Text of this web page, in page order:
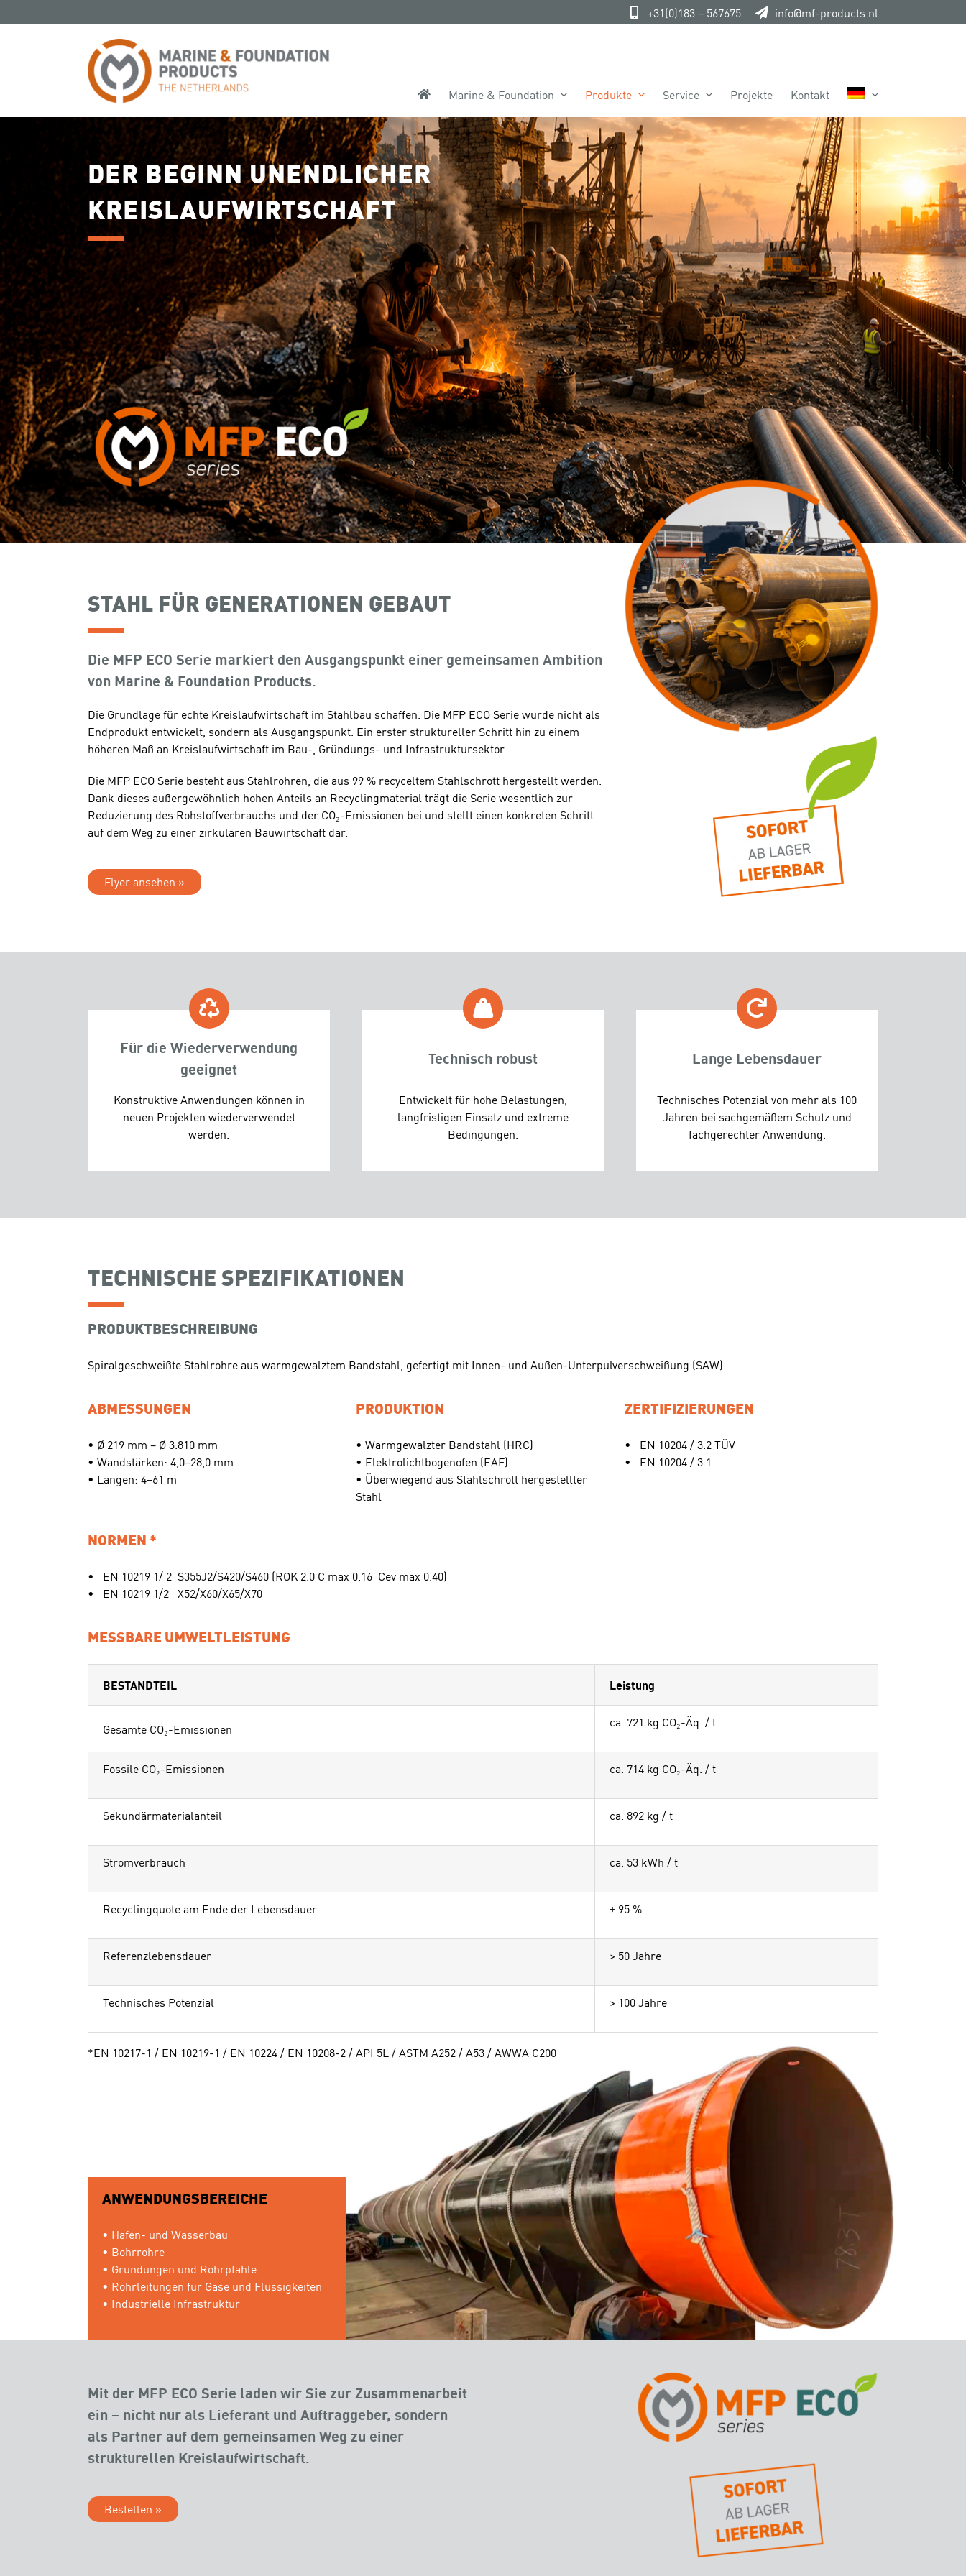
to
+31(0)183 – 567675 info@mf-products.nl
Marine & Foundation Produkte Service Projekte Kontakt
DER BEGINN UNENDLICHER
KREISLAUFWIRTSCHAFT
STAHL FÜR GENERATIONEN GEBAUT
Die MFP ECO Serie markiert den Ausgangspunkt einer gemeinsamen Ambition
von Marine & Foundation Products.
Die Grundlage für echte Kreislaufwirtschaft im Stahlbau schaffen. Die MFP ECO Serie wurde nicht als
Endprodukt entwickelt, sondern als Ausgangspunkt. Ein erster struktureller Schritt hin zu einem
höheren Maß an Kreislaufwirtschaft im Bau-, Gründungs- und Infrastruktursektor.
Die MFP ECO Serie besteht aus Stahlrohren, die aus 99 % recyceltem Stahlschrott hergestellt werden.
Dank dieses außergewöhnlich hohen Anteils an Recyclingmaterial trägt die Serie wesentlich zur
Reduzierung des Rohstoffverbrauchs und der CO₂-Emissionen bei und stellt einen konkreten Schritt
auf dem Weg zu einer zirkulären Bauwirtschaft dar.
Flyer ansehen »
Für die Wiederverwendung
geeignet
Konstruktive Anwendungen können in
neuen Projekten wiederverwendet
werden.
Technisch robust
Entwickelt für hohe Belastungen,
langfristigen Einsatz und extreme
Bedingungen.
Lange Lebensdauer
Technisches Potenzial von mehr als 100
Jahren bei sachgemäßem Schutz und
fachgerechter Anwendung.
TECHNISCHE SPEZIFIKATIONEN
PRODUKTBESCHREIBUNG
Spiralgeschweißte Stahlrohre aus warmgewalztem Bandstahl, gefertigt mit Innen- und Außen-Unterpulverschweißung (SAW).
ABMESSUNGEN
• Ø 219 mm – Ø 3.810 mm
• Wandstärken: 4,0–28,0 mm
• Längen: 4–61 m
PRODUKTION
• Warmgewalzter Bandstahl (HRC)
• Elektrolichtbogenofen (EAF)
• Überwiegend aus Stahlschrott hergestellter
Stahl
ZERTIFIZIERUNGEN
• EN 10204 / 3.2 TÜV
• EN 10204 / 3.1
NORMEN *
• EN 10219 1/ 2 S355J2/S420/S460 (ROK 2.0 C max 0.16 Cev max 0.40)
• EN 10219 1/2 X52/X60/X65/X70
MESSBARE UMWELTLEISTUNG
BESTANDTEIL Leistung
Gesamte CO₂-Emissionen ca. 721 kg CO₂-Äq. / t
Fossile CO₂-Emissionen ca. 714 kg CO₂-Äq. / t
Sekundärmaterialanteil ca. 892 kg / t
Stromverbrauch ca. 53 kWh / t
Recyclingquote am Ende der Lebensdauer ± 95 %
Referenzlebensdauer > 50 Jahre
Technisches Potenzial > 100 Jahre
*EN 10217-1 / EN 10219-1 / EN 10224 / EN 10208-2 / API 5L / ASTM A252 / A53 / AWWA C200
ANWENDUNGSBEREICHE
• Hafen- und Wasserbau
• Bohrrohre
• Gründungen und Rohrpfähle
• Rohrleitungen für Gase und Flüssigkeiten
• Industrielle Infrastruktur
Mit der MFP ECO Serie laden wir Sie zur Zusammenarbeit
ein – nicht nur als Lieferant und Auftraggeber, sondern
als Partner auf dem gemeinsamen Weg zu einer
strukturellen Kreislaufwirtschaft.
Bestellen »